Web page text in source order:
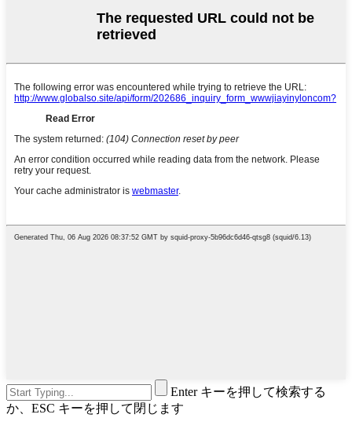
Enter キーを押して検索する
か、ESC キーを押して閉じます